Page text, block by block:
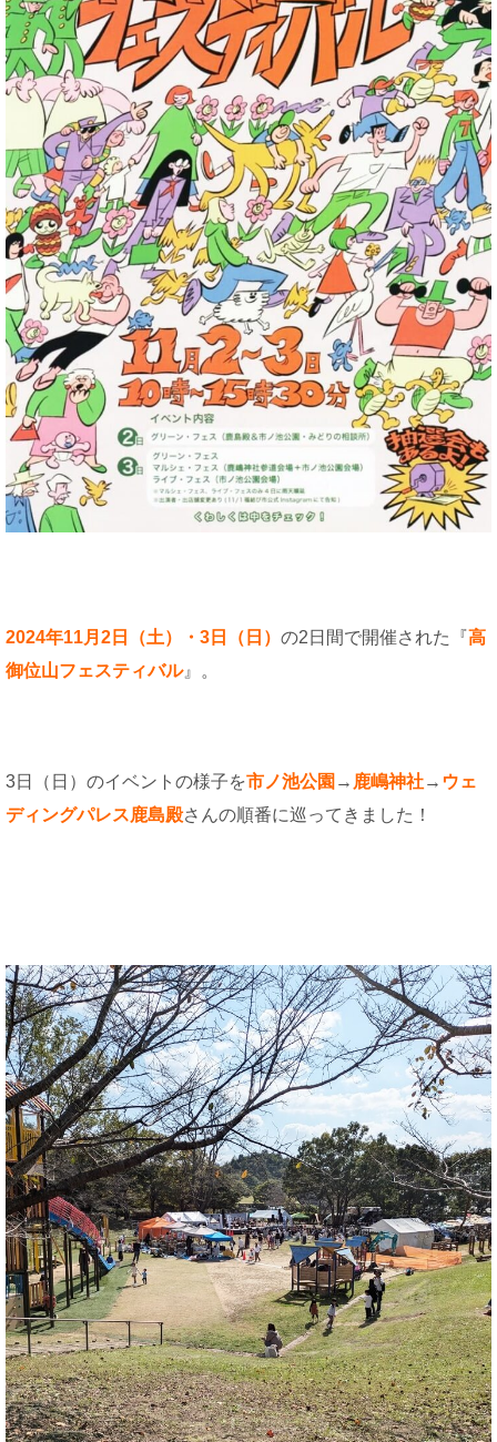
2024年11月2日（土）・3日（日） の2日間で開催された『高
御位山フェスティバル』。
3日（日）のイベントの様子を市ノ池公園 → 鹿嶋神社→ ウェ
ディングパレス鹿島殿さんの順番に巡ってきました！